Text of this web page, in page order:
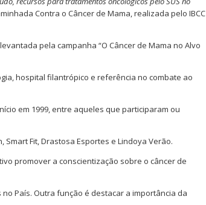
Contra o Câncer de Mama, realizada pelo IBCC
pela campanha “O Câncer de Mama no Alvo
hospital filantrópico e referência no combate ao
em 1999, entre aqueles que participaram ou
Fit, Drastosa Esportes e Lindoya Verão.
promover a conscientização sobre o câncer de
País. Outra função é destacar a importância da